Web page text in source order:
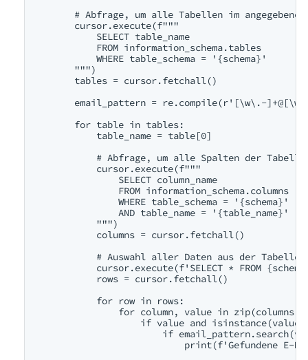
# Abfrage, um alle Tabellen im
        cursor.execute(f"""
            SELECT table_name
            FROM information_schema.tables
            WHERE table_schema = '{schema}'
        """)
        tables = cursor.fetchall()
email_pattern = re.compile(r'[\w\.-
        for table in tables:
            table_name = table[0]
# Abfrage, um alle Spalten der
            cursor.execute(f"""
                SELECT column_name
                FROM information_schema.columns
                WHERE table_schema = '{schema}'
                AND table_name = '{table_name}'
            """)
            columns = cursor.fetchall()
            # Auswahl aller Daten aus der Tabelle
cursor.execute(f'SELECT * FROM
            rows = cursor.fetchall()
            for row in rows:
for column, value in zip(columns,
if value and isinstance(value,
if
print(f'Gefundene E-